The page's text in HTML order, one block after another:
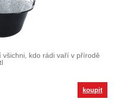
kdo rádi vaří v přírodě
koupit